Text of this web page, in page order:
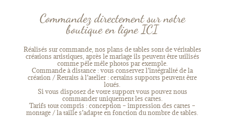
Commandez directement sur notre
boutique en ligneICI
Réalisés sur commande, nos plans de tables sont de véritables
créations artistiques, après le mariage ils peuvent être utilisés
comme pêle mêle photos par exemple.
Commande à distance : vous conservez l’intégralité de la
création / Retraits à l’atelier : certains supports peuvent être
loués.
Si vous disposez de votre support vous pouvez nous
commander uniquement les cartes.
Tarifs tout compris : conception – impression des cartes –
montage / la taille s’adapte en fonction du nombre de tables.